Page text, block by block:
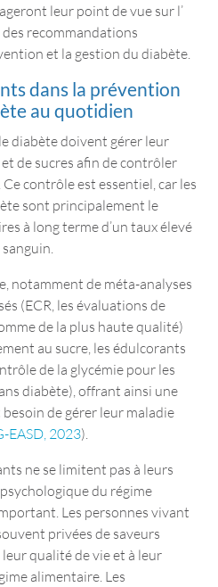
leur point de vue sur l’
recommandations
et la gestion du diabète.
dans la prévention
au quotidien
diabète doivent gérer leur
de sucres afin de contrôler
contrôle est essentiel, car les
sont principalement le
à long terme d’un taux élevé
notamment de méta-analyses
(ECR, les évaluations de
de la plus haute qualité)
au sucre, les édulcorants
de la glycémie pour les
diabète), offrant ainsi une
de gérer leur maladie
EASD, 2023).
ne se limitent pas à leurs
du régime
Les personnes vivant
privées de saveurs
qualité de vie et à leur
alimentaire. Les